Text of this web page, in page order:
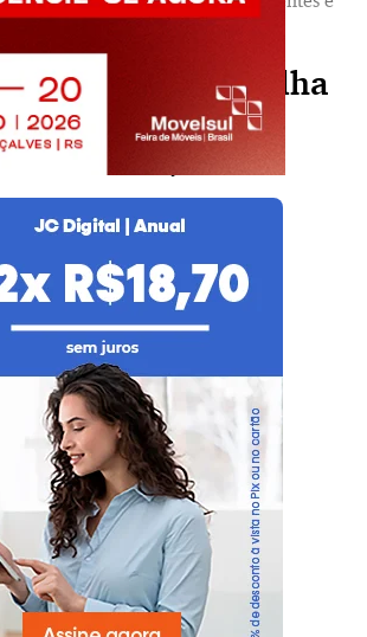
cinquentenário com o título.
sua leitura, escolha
plano agora!
Faça login